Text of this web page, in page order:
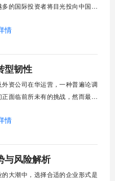
多的国际投资者将目光投向中国市
市场的重要桥梁。然而，这条通
政策红利与市场机遇，也充满了复
流程与潜在挑战。理解外资公司
核心要点，不仅能帮助企业高效完
情
型韧性
外资公司在华运营，一种普遍论调
正面临前所未有的挑战，然而最新
缓的背景下，外资企业反而展现
投资企业利润总额同比增长了百分
五，这一现象背后隐藏着外资企业
情
与风险解析
的大潮中，选择合适的企业形式是